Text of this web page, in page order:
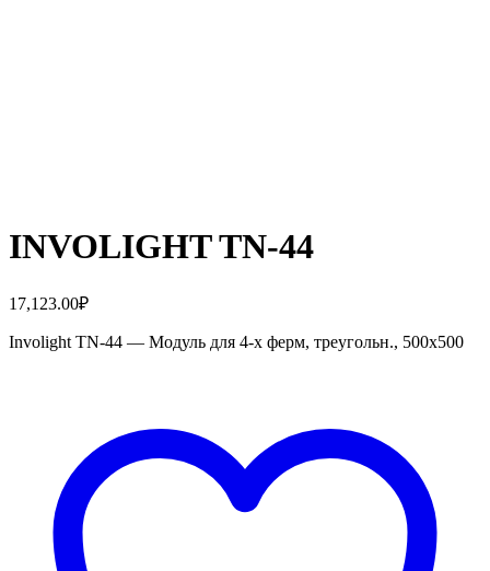
INVOLIGHT TN-44
17,123.00₽
Involight TN-44 — Модуль для 4-х ферм, треугольн., 500х500